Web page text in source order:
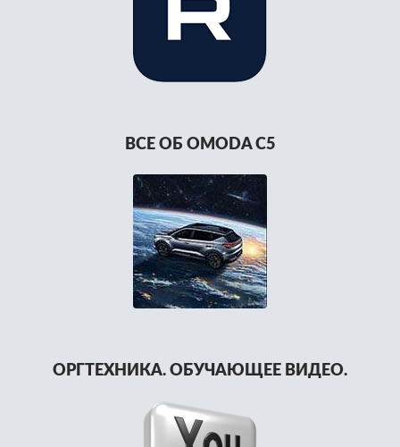
ВСЕ ОБ OMODA C5
ОРГТЕХНИКА. ОБУЧАЮЩЕЕ ВИДЕО.